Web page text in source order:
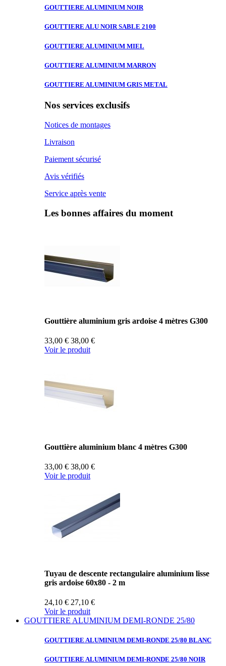
GOUTTIERE ALUMINIUM NOIR
GOUTTIERE ALU NOIR SABLE 2100
GOUTTIERE ALUMINIUM MIEL
GOUTTIERE ALUMINIUM MARRON
GOUTTIERE ALUMINIUM GRIS METAL
Nos services exclusifs
Notices de montages
Livraison
Paiement sécurisé
Avis vérifiés
Service après vente
Les bonnes affaires du moment
Gouttière aluminium gris ardoise 4 mètres G300
33,00 € 38,00 €
Voir le produit
Gouttière aluminium blanc 4 mètres G300
33,00 € 38,00 €
Voir le produit
Tuyau de descente rectangulaire aluminium lisse
gris ardoise 60x80 - 2 m
24,10 € 27,10 €
Voir le produit
GOUTTIERE ALUMINIUM DEMI-RONDE 25/80
GOUTTIERE ALUMINIUM DEMI-RONDE 25/80 BLANC
GOUTTIERE ALUMINIUM DEMI-RONDE 25/80 NOIR